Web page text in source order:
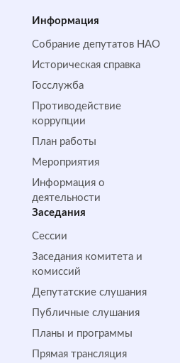
Информация
Собрание депутатов НАО
Историческая справка
Госслужба
Противодействие
коррупции
План работы
Мероприятия
Информация о
деятельности
Заседания
Сессии
Заседания комитета и
комиссий
Депутатские слушания
Публичные слушания
Планы и программы
Прямая трансляция